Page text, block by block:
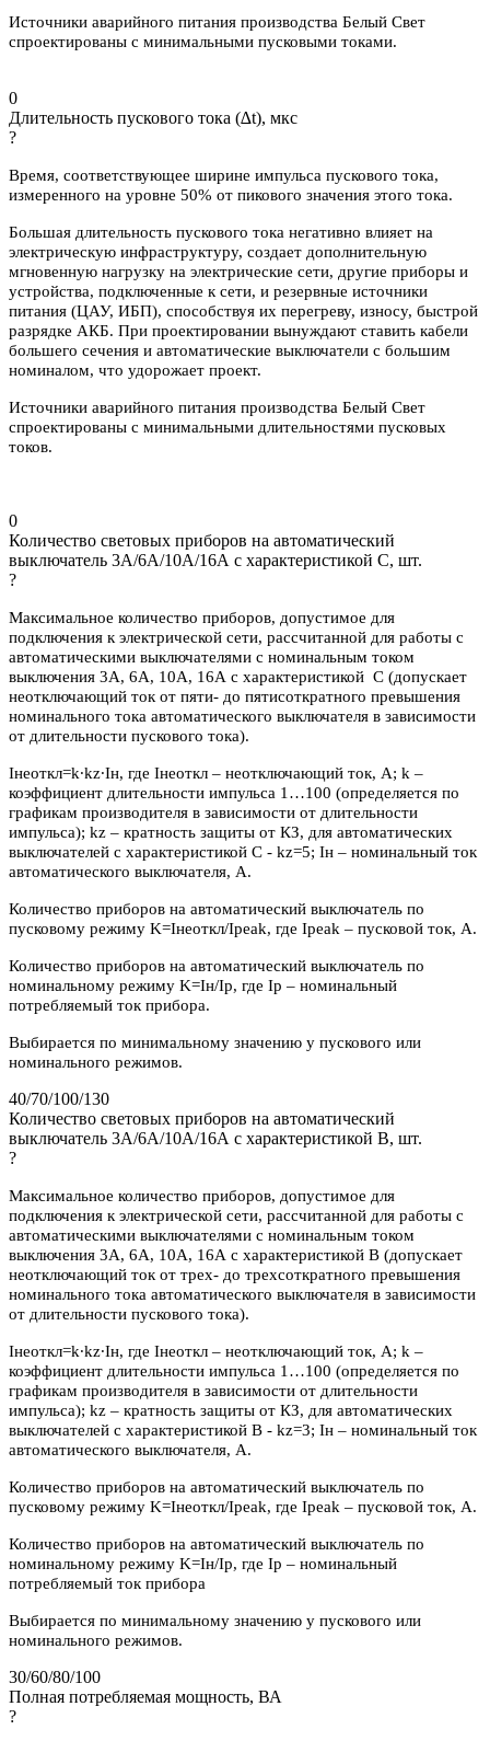
Источники аварийного питания производства Белый Свет
спроектированы с минимальными пусковыми токами.
0
Длительность пускового тока (∆t), мкс
?
Время, соответствующее ширине импульса пускового тока,
измеренного на уровне 50% от пикового значения этого тока.
Большая длительность пускового тока негативно влияет на
электрическую инфраструктуру, создает дополнительную
мгновенную нагрузку на электрические сети, другие приборы и
устройства, подключенные к сети, и резервные источники
питания (ЦАУ, ИБП), способствуя их перегреву, износу, быстрой
разрядке АКБ. При проектировании вынуждают ставить кабели
большего сечения и автоматические выключатели с большим
номиналом, что удорожает проект.
Источники аварийного питания производства Белый Свет
спроектированы с минимальными длительностями пусковых
токов.
0
Количество световых приборов на автоматический
выключатель 3А/6А/10А/16А с характеристикой C, шт.
?
Максимальное количество приборов, допустимое для
подключения к электрической сети, рассчитанной для работы с
автоматическими выключателями с номинальным током
выключения 3А, 6А, 10А, 16А с характеристикой С (допускает
неотключающий ток от пяти- до пятисоткратного превышения
номинального тока автоматического выключателя в зависимости
от длительности пускового тока).
Iнеоткл=k∙kz∙Iн, где Iнеоткл – неотключающий ток, А; k –
коэффициент длительности импульса 1…100 (определяется по
графикам производителя в зависимости от длительности
импульса); kz – кратность защиты от КЗ, для автоматических
выключателей с характеристикой C - kz=5; Iн – номинальный ток
автоматического выключателя, А.
Количество приборов на автоматический выключатель по
пусковому режиму K=Iнеоткл/Ipeak, где Ipeak – пусковой ток, А.
Количество приборов на автоматический выключатель по
номинальному режиму K=Iн/Iр, где Iр – номинальный
потребляемый ток прибора.
Выбирается по минимальному значению у пускового или
номинального режимов.
40/70/100/130
Количество световых приборов на автоматический
выключатель 3А/6А/10А/16А с характеристикой В, шт.
?
Максимальное количество приборов, допустимое для
подключения к электрической сети, рассчитанной для работы с
автоматическими выключателями с номинальным током
выключения 3А, 6А, 10А, 16А с характеристикой В (допускает
неотключающий ток от трех- до трехсоткратного превышения
номинального тока автоматического выключателя в зависимости
от длительности пускового тока).
Iнеоткл=k∙kz∙Iн, где Iнеоткл – неотключающий ток, А; k –
коэффициент длительности импульса 1…100 (определяется по
графикам производителя в зависимости от длительности
импульса); kz – кратность защиты от КЗ, для автоматических
выключателей с характеристикой В - kz=3; Iн – номинальный ток
автоматического выключателя, А.
Количество приборов на автоматический выключатель по
пусковому режиму K=Iнеоткл/Ipeak, где Ipeak – пусковой ток, А.
Количество приборов на автоматический выключатель по
номинальному режиму K=Iн/Iр, где Iр – номинальный
потребляемый ток прибора
Выбирается по минимальному значению у пускового или
номинального режимов.
30/60/80/100
Полная потребляемая мощность, ВА
?